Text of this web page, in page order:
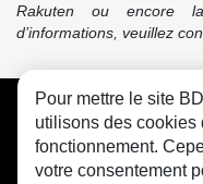
Rakuten ou encore
d’informations, veuillez
CGU
Pour mettre le site
utilisons des cookies
fonctionnement.
votre consentement